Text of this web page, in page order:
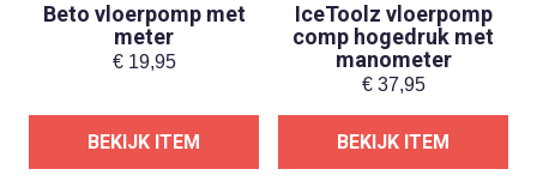
Beto vloerpomp met
meter
€19,95
BEKIJK ITEM
IceToolz vloerpomp
comp hogedruk met
manometer
€37,95
BEKIJK ITEM